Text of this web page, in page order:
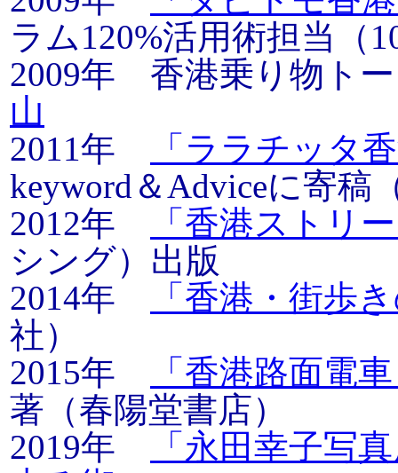
ラム120%活用術担当
2009年 香港乗り物ト
山
2011年
「ララチッタ
keyword＆Adviceに寄稿
2012年
「香港ストリ
シング）出版
2014年
「香港・街歩
社）
2015年
「香港路面電
著（春陽堂書店）
2019年
「永田幸子写